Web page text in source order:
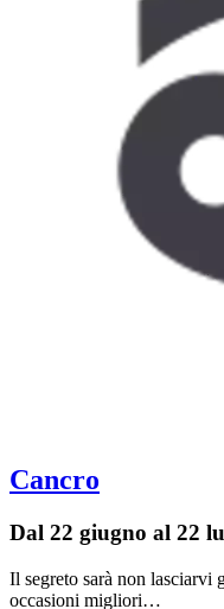
Cancro
Dal 22 giugno al 22
Il segreto sarà non
occasioni migliori…